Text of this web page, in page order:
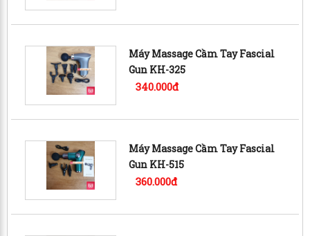
Máy Massage Cầm Tay Fascial
Gun KH-325
340.000đ
Máy Massage Cầm Tay Fascial
Gun KH-515
360.000đ